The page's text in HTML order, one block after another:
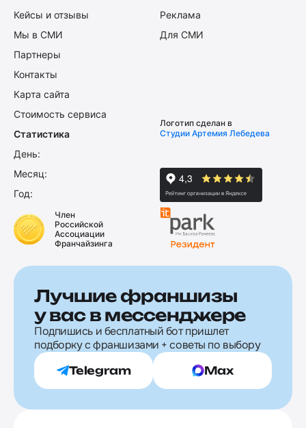
Кейсы и отзывы
Мы в СМИ
Партнеры
Контакты
Карта сайта
Стоимость сервиса
Реклама
Для СМИ
Статистика
День:
Месяц:
Год:
Логотип сделан в
Студии Артемия Лебедева
Член
Российской
Ассоциации
Франчайзинга
Лучшие франшизы
у вас в мессенджере
Подпишись и бесплатный бот пришлет
подборку с франшизами + советы по выбору
Telegram Max